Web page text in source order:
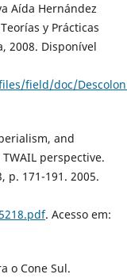
Aída Hernández
y Prácticas
2008. Disponível
field/doc/
and
perspective.
p. 171-191. 2005.
. Acesso em:
o Cone Sul.